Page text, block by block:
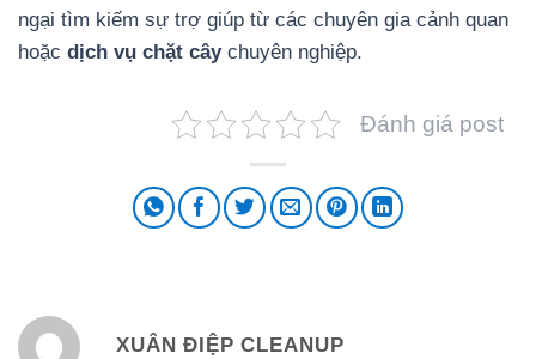
ngại tìm kiếm sự trợ giúp từ các chuyên gia cảnh quan
hoặc dịch vụ chặt câychuyên nghiệp.
Đánh giá post
XUÂN ĐIỆP CLEANUP